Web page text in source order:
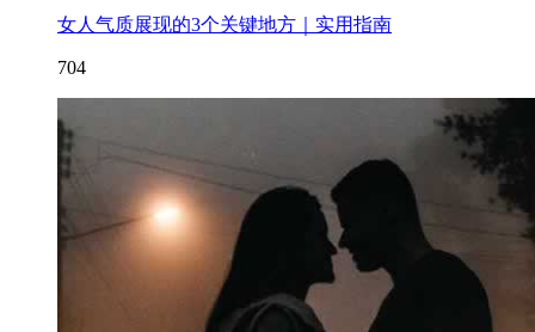
女人气质展现的3个关键地方｜实用指南
704